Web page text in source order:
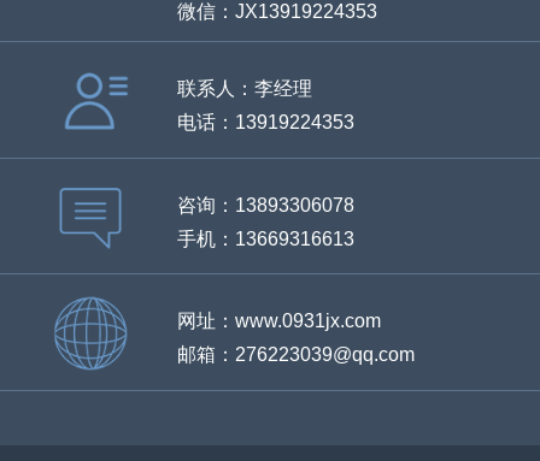
微信：JX13919224353
联系人：李经理
电话：13919224353
咨询：13893306078
手机：13669316613
网址：www.0931jx.com
邮箱：276223039@qq.com